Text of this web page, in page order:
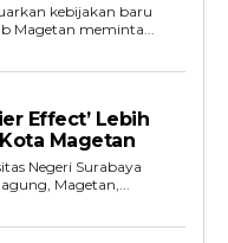
kebijakan baru
HUT ke-81 RI. Pemkab Magetan meminta...
Effect’ Lebih
Magetan
Negeri Surabaya
Magetan,...